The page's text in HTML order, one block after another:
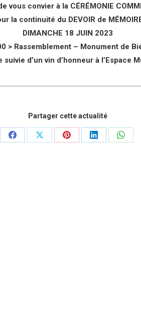
vous convier à la CÉRÉMONIE
la continuité du DEVOIR de
DIMANCHE 18 JUIN 2023
> Rassemblement – Monument de
suivie d’un vin d’honneur à l’Espace
Partager cette actualité
PartagerPartagerPartagerPartager